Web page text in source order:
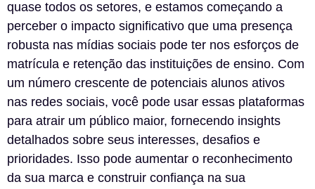
quase todos os setores, e estamos começando a
perceber o impacto significativo que uma presença
robusta nas mídias sociais pode ter nos esforços de
matrícula e retenção das instituições de ensino. Com
um número crescente de potenciais alunos ativos
nas redes sociais, você pode usar essas plataformas
para atrair um público maior, fornecendo insights
detalhados sobre seus interesses, desafios e
prioridades. Isso pode aumentar o reconhecimento
da sua marca e construir confiança na sua